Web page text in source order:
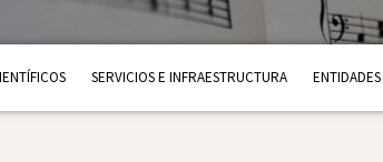
SERVICIOS E INFRAESTRUCTURA